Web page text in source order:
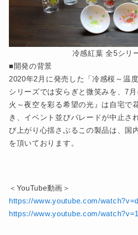
冷感紅葉 全5シリ
■開発の背景
2020年2月に発売した「冷感桜～温
シリーズでは安らぎと微笑みを、7
火～夜空を彩る希望の光』は自宅で
き、イベント並びパレードが中止さ
び上がり心揺さぶるこの製品は、国
を頂いております。
＜YouTube動画＞
https://www.youtube.com/
https://www.youtube.com/